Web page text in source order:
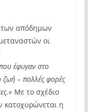
των απόδημων
οι
έφυγαν στο
ζωή – πολλές φορές
Με το σχέδιο
κατοχυρώνεται η